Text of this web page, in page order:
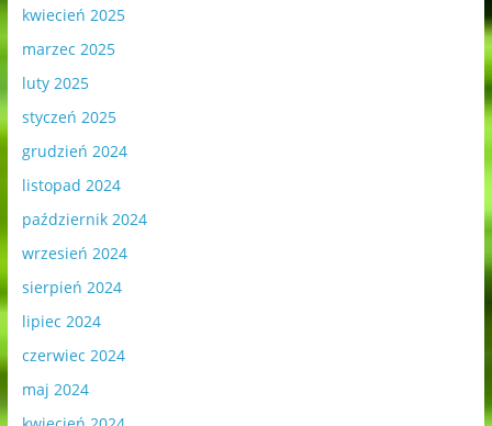
kwiecień 2025
marzec 2025
luty 2025
styczeń 2025
grudzień 2024
listopad 2024
październik 2024
wrzesień 2024
sierpień 2024
lipiec 2024
czerwiec 2024
maj 2024